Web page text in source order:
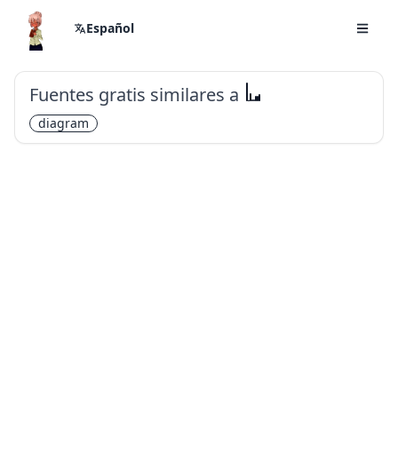
Español
Fuentes gratis similares a Wavefont
diagram